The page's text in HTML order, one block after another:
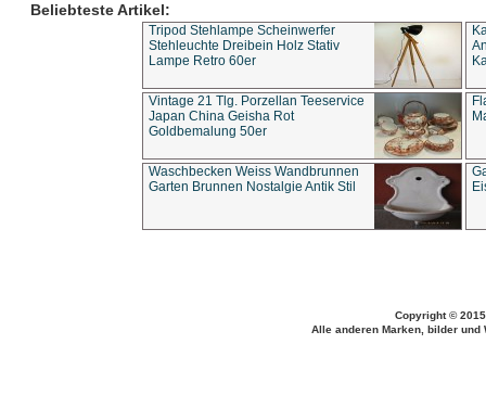
Beliebteste Artikel:
Tripod Stehlampe Scheinwerfer
Stehleuchte Dreibein Holz Stativ
Lampe Retro 60er
Vintage 21 Tlg. Porzellan Teeservice
Japan China Geisha Rot
Goldbemalung 50er
Waschbecken Weiss Wandbrunnen
Garten Brunnen Nostalgie Antik Stil
Copyright ©
Alle anderen Marken, bilder und